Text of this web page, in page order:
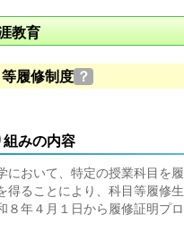
教育
履修制度 ？
組みの内容
において、特定の授業科目を
得ることにより、科目等履修
８年４月１日から履修証明プ